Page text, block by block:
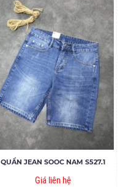
QUẦN JEAN SOOC NAM S527.1
Giá liên hệ